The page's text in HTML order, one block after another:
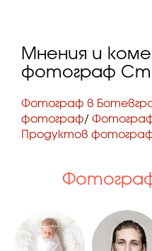
Мнения и
фотограф
Фотограф в
фотограф/
Продуктов